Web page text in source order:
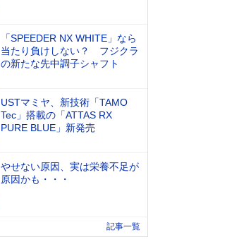
「SPEEDER NX WHITE」なら
当たり負けしない？ フジクラ
の新たな先中調子シャフト
USTマミヤ、新技術「TAMO
Tec」搭載の「ATTAS RX
PURE BLUE」新発売
やせない原因、実は栄養不足が
原因かも・・・
記事一覧